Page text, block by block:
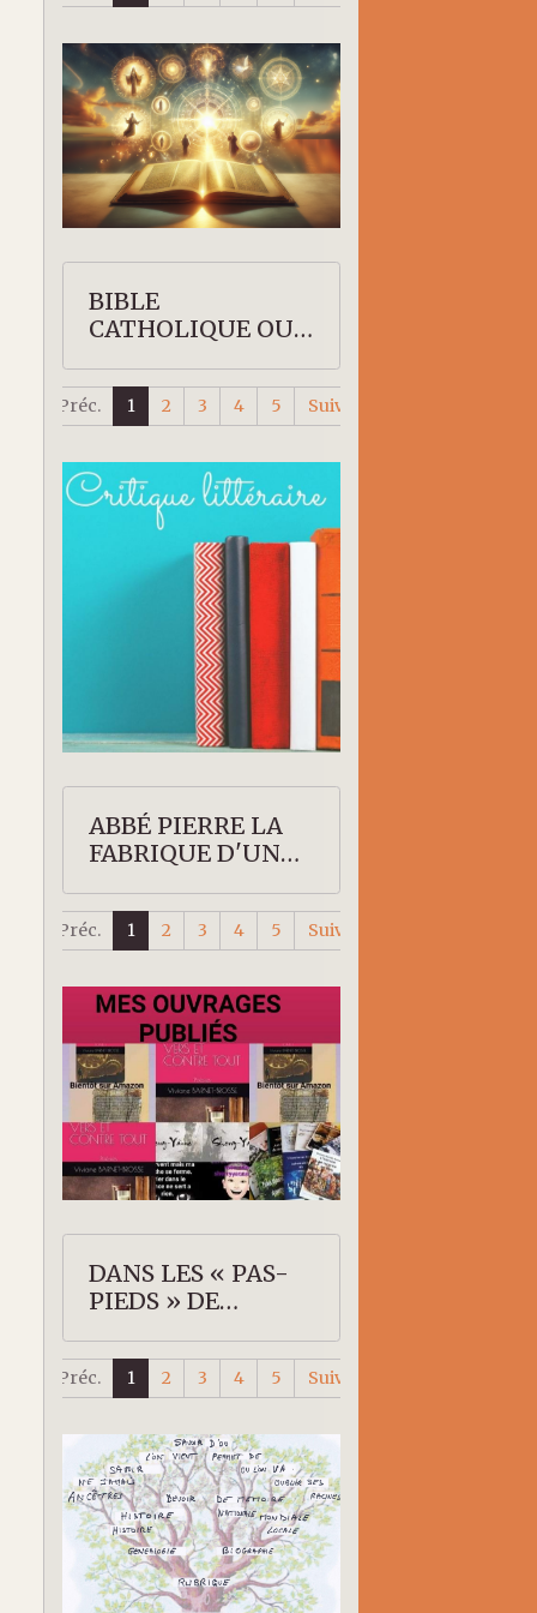
BIBLE
CATHOLIQUE OU
Préc. 1 2 3 4 5 Suiv.
ABBÉ PIERRE LA
FABRIQUE D'UN
Préc. 1 2 3 4 5 Suiv.
DANS LES « PAS-
PIEDS » DE
Préc. 1 2 3 4 5 Suiv.